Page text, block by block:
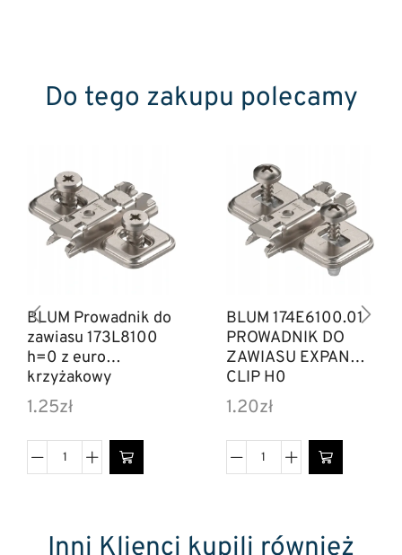
Do tego zakupu polecamy
BLUM Prowadnik do
zawiasu 173L8100
h=0 z euro
krzyżakowy
1.25zł
BLUM 174E6100.01
PROWADNIK DO
ZAWIASU EXPANDO
CLIP H0
1.20zł